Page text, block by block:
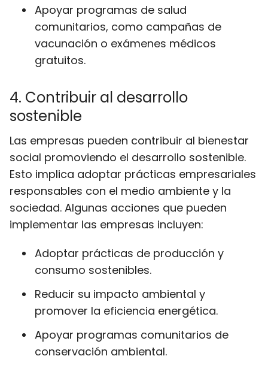
Apoyar programas de salud
comunitarios, como campañas de
vacunación o exámenes médicos
gratuitos.
4. Contribuir al desarrollo
sostenible
Las empresas pueden contribuir al bienestar
social promoviendo el desarrollo sostenible.
Esto implica adoptar prácticas empresariales
responsables con el medio ambiente y la
sociedad. Algunas acciones que pueden
implementar las empresas incluyen:
Adoptar prácticas de producción y
consumo sostenibles.
Reducir su impacto ambiental y
promover la eficiencia energética.
Apoyar programas comunitarios de
conservación ambiental.